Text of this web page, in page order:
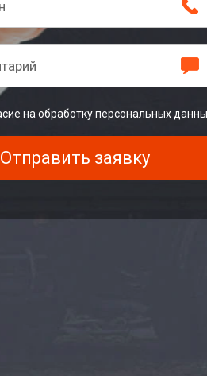
на обработку персональных
Отправить заявку